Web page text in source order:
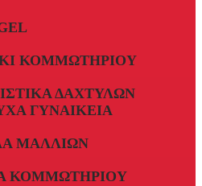
ΚΟΜΜΩΤΗΡΊΟΥ
ΔΑΧΤΎΛΩΝ
ΓΥΝΑΙΚΕΊΑ
ΜΑΛΛΙΏΝ
ΚΟΜΜΩΤΗΡΊΟΥ